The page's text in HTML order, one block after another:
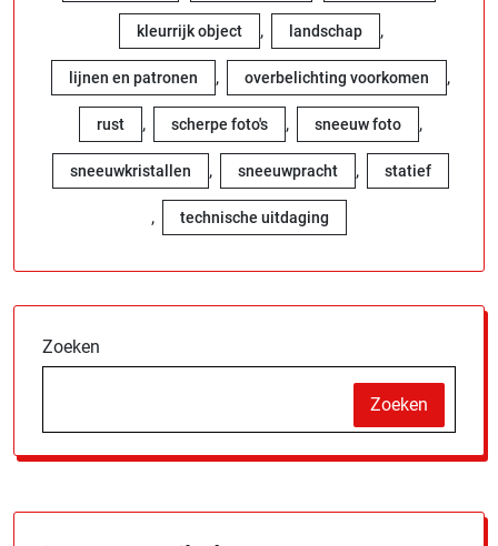
kleurrijk object , landschap ,
lijnen en patronen , overbelichting voorkomen ,
rust , scherpe foto's , sneeuw foto ,
sneeuwkristallen , sneeuwpracht , statief
, technische uitdaging
Zoeken
Zoeken